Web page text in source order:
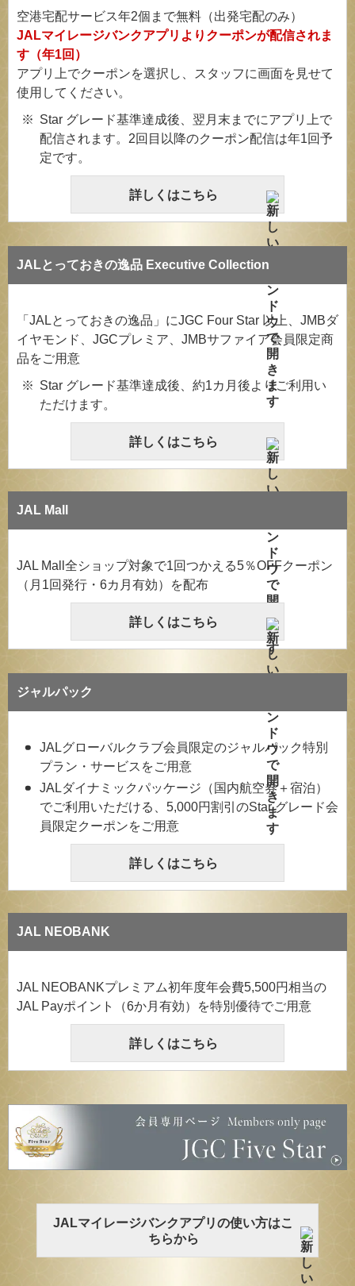
空港宅配サービス年2個まで無料（出発宅配のみ）
JALマイレージバンクアプリよりクーポンが配信されま
す（年1回）
アプリ上でクーポンを選択し、スタッフに画面を見せて
使用してください。
Star グレード基準達成後、翌月末までにアプリ上で
配信されます。2回目以降のクーポン配信は年1回予
定です。
詳しくはこちら
JALとっておきの逸品 Executive Collection
「JALとっておきの逸品」にJGC Four Star 以上、JMBダ
イヤモンド、JGCプレミア、JMBサファイア会員限定商
品をご用意
Star グレード基準達成後、約1カ月後よりご利用い
ただけます。
詳しくはこちら
JAL Mall
JAL Mall全ショップ対象で1回つかえる5％OFFクーポン
（月1回発行・6カ月有効）を配布
詳しくはこちら
ジャルパック
JALグローバルクラブ会員限定のジャルパック特別
プラン・サービスをご用意
JALダイナミックパッケージ（国内航空券＋宿泊）
でご利用いただける、5,000円割引のStar グレード会
員限定クーポンをご用意
詳しくはこちら
JAL NEOBANK
JAL NEOBANKプレミアム初年度年会費5,500円相当の
JAL Payポイント（6か月有効）を特別優待でご用意
詳しくはこちら
JALマイレージバンクアプリの使い方はこ
ちらから